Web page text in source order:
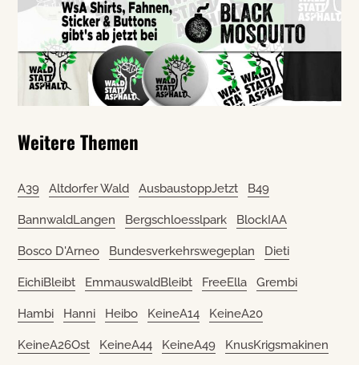
Weitere Themen
A39 Altdorfer Wald AusbaustoppJetzt B49
BannwaldLangen Bergschloesslpark BlockIAA
Bosco D'Arneo Bundesverkehrswegeplan Dieti
EichiBleibt EmmauswaldBleibt FreeElla Grembi
Hambi Hanni Heibo KeineA14 KeineA20
KeineA26Ost KeineA44 KeineA49 KnusKrigsmakinen